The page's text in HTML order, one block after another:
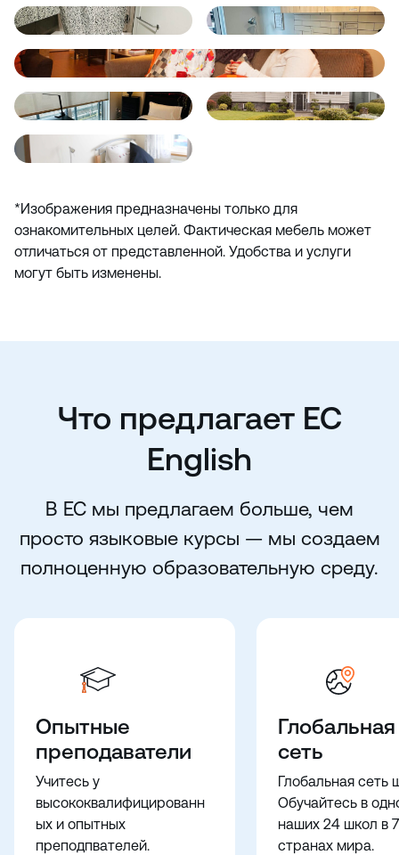
*Изображения предназначены только для
ознакомительных целей. Фактическая мебель может
отличаться от представленной. Удобства и услуги
могут быть изменены.
Что предлагает EC
English
В EC мы предлагаем больше, чем
просто языковые курсы — мы создаем
полноценную образовательную среду.
Опытные
преподаватели
Учитесь у
высококвалифицированн
ых и опытных
преподпвателей.
Глобальная
сеть
Глобальная сеть
Обучайтесь в
наших 24 школ в 7
странах мира.